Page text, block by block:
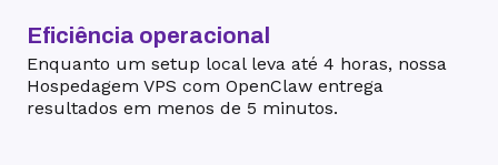
Eficiência operacional
Enquanto um setup local leva até 4 horas, nossa
Hospedagem VPS com OpenClaw entrega
resultados em menos de 5 minutos.